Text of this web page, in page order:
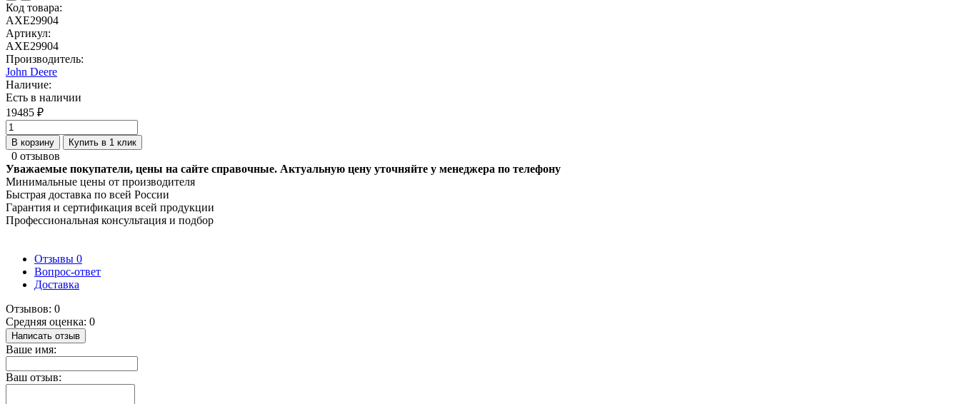
Код товара:
AXE29904
Артикул:
AXE29904
Производитель:
John Deere
Наличие:
Есть в наличии
19485 ₽
В корзину Купить в 1 клик
0 отзывов
Уважаемые покупатели, цены на сайте справочные. Актуальную цену уточняйте у менеджера по телефону
Минимальные цены от производителя
Быстрая доставка по всей России
Гарантия и сертификация всей продукции
Профессиональная консультация и подбор
Отзывы 0
Вопрос-ответ
Доставка
Отзывов: 0
Средняя оценка: 0
Написать отзыв
Ваше имя:
Ваш отзыв: